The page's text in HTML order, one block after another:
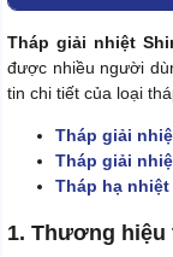
Tháp giải nhiệt
được nhiều người
tin chi tiết của loại
Tháp giải
Tháp giải
Tháp hạ
1. Thương hiệu